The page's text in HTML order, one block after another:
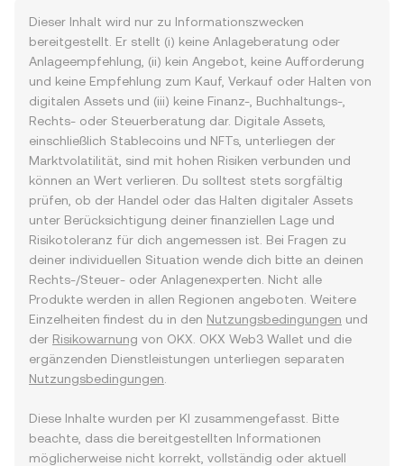
Dieser Inhalt wird nur zu Informationszwecken
bereitgestellt. Er stellt (i) keine Anlageberatung oder
Anlageempfehlung, (ii) kein Angebot, keine Aufforderung
und keine Empfehlung zum Kauf, Verkauf oder Halten von
digitalen Assets und (iii) keine Finanz-, Buchhaltungs-,
Rechts- oder Steuerberatung dar. Digitale Assets,
einschließlich Stablecoins und NFTs, unterliegen der
Marktvolatilität, sind mit hohen Risiken verbunden und
können an Wert verlieren. Du solltest stets sorgfältig
prüfen, ob der Handel oder das Halten digitaler Assets
unter Berücksichtigung deiner finanziellen Lage und
Risikotoleranz für dich angemessen ist. Bei Fragen zu
deiner individuellen Situation wende dich bitte an deinen
Rechts-/Steuer- oder Anlagenexperten. Nicht alle
Produkte werden in allen Regionen angeboten. Weitere
Einzelheiten findest du in den Nutzungsbedingungen und
der Risikowarnung von OKX. OKX Web3 Wallet und die
ergänzenden Dienstleistungen unterliegen separaten
Nutzungsbedingungen
Diese Inhalte wurden per KI zusammengefasst. Bitte
beachte, dass die bereitgestellten Informationen
möglicherweise nicht korrekt, vollständig oder aktuell